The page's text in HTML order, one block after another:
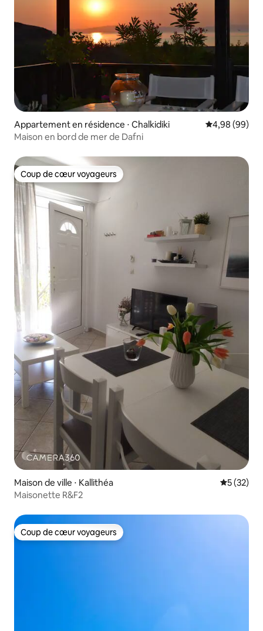
Appartement en résidence ⋅ Chalkidiki Évaluation
4,98 (99)
Maison en bord de mer de Dafni
Coup de cœur voyageurs
Coup de cœur voyageurs
Maison de ville ⋅ Kallithéa
5 (32)
Maisonette R&F2
Coup de cœur voyageurs
Coup de cœur voyageurs